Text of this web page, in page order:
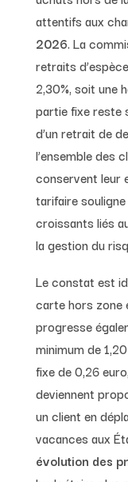
attentifs aux
2026. La
retraits
2,30%, soit une
partie fixe reste
d’un retrait de
l’ensemble des
conservent leur
tarifaire
croissants liés
la gestion du
Le constat est
carte hors zone
progresse
minimum de
fixe de 0,26
deviennent
un client en
vacances aux
évolution des